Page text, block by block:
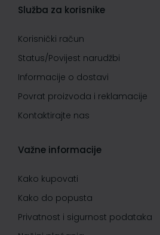
Služba za korisnike
Korisnički račun
Status/Povijest narudžbi
Informacije o dostavi
Povrat proizvoda i reklamacije
Kontaktirajte nas
Važne informacije
Kako kupovati
Kako do popusta
Privatnost i sigurnost podataka